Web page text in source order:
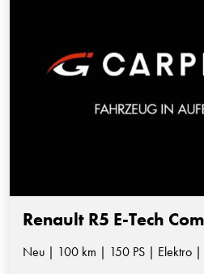
Renault R5 E-Tech
Neu | 100 km | 150 PS | Elektro |